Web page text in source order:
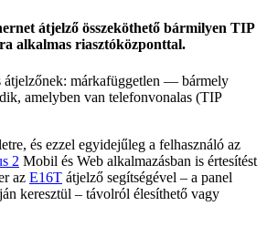
átjelző összeköthető bármilyen TIP
alkalmas riasztóközponttal.
márkafüggetlen — bármely
amelyben van telefonvonalas (TIP
és ezzel egyidejűleg a felhasználó az
2 Mobil és Web alkalmazásban is értesítést
az E16T átjelző segítségével – a panel
keresztül – távolról élesíthető vagy